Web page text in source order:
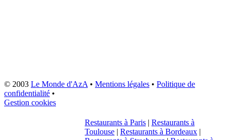
© 2003 Le Monde d'AzA• Mentions légales • Politique de
confidentialité •
Gestion cookies
Restaurants à Paris | Restaurants à
Toulouse | Restaurants à Bordeaux |